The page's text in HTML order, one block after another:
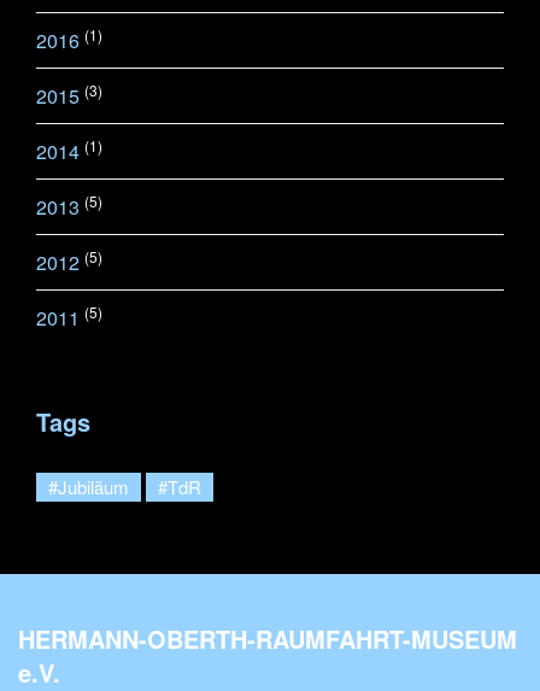
2016 (1)
2015 (3)
2014 (1)
2013 (5)
2012 (5)
2011 (5)
Tags
#Jubiläum #TdR
HERMANN-OBERTH-RAUMFAHRT-MUSEUM
e.V.